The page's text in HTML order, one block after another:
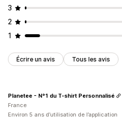
3
2
1
Écrire un avis Tous les avis
Planetee - N°1 du T-shirt Personnalisé
France
Environ 5 ans d’utilisation de l’application